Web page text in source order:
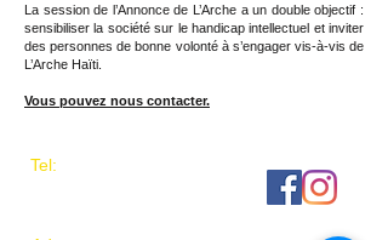
La session de l’Annonce de L’Arche a un double objectif :
sensibiliser la société sur le handicap intellectuel et inviter
des personnes de bonne volonté à s’engager vis-à-vis de
L’Arche Haïti.
Vous pouvez nous contacter.
​​Tel: